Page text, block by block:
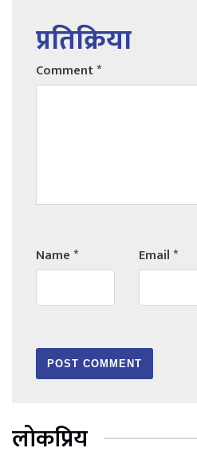
प्रतिक्रिया
Comment*
Name* Email*
लोकप्रिय